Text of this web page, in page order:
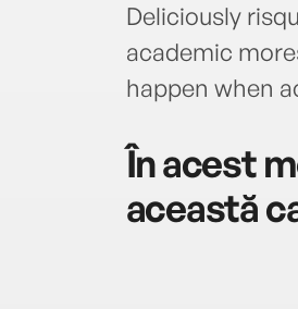
Deliciously
academic
happen when
În acest
această